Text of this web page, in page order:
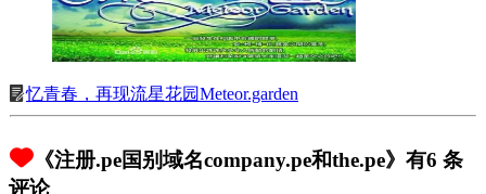
《注册.pe国别域名company.pe和the.pe》有6 条
评论
忆青春，再现流星花园Meteor.garden